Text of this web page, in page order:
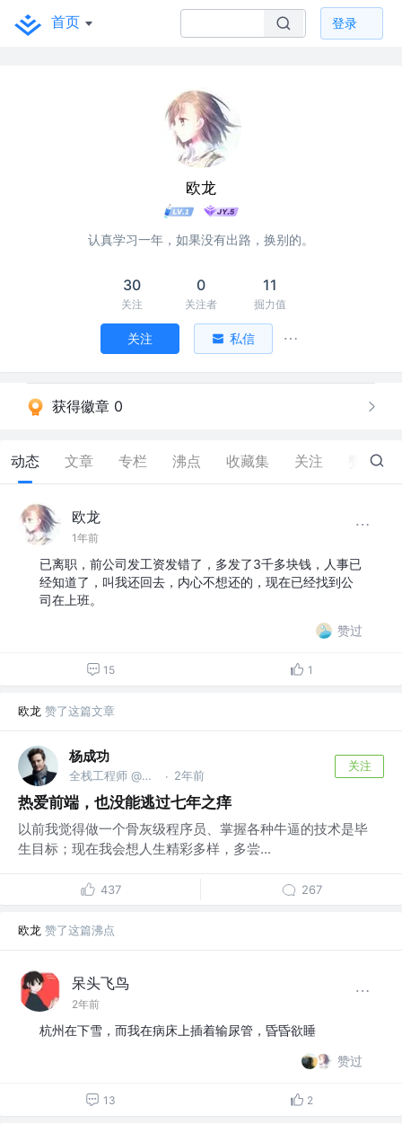
首页 登录
欧龙
认真学习一年，如果没有出路，换别的。
30
关注
0
关注者
11
掘力值
关注 私信
获得徽章 0
动态 文章 专栏 沸点 收藏集 关注 23
欧龙
1年前
已离职，前公司发工资发错了，多发了3千多块钱，人事已
经知道了，叫我还回去，内心不想还的，现在已经找到公
司在上班。
赞过
15 1
欧龙 赞了这篇文章
杨成功
全栈工程师 @公众号: 程序员成功 · 2年前
关注
热爱前端，也没能逃过七年之痒
以前我觉得做一个骨灰级程序员、掌握各种牛逼的技术是毕
生目标；现在我会想人生精彩多样，多尝...
437 267
欧龙 赞了这篇沸点
呆头飞鸟
2年前
杭州在下雪，而我在病床上插着输尿管，昏昏欲睡
赞过
13 2